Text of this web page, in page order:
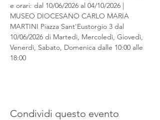
e orari: dal 10/06/2026 al 04/10/2026 |
MUSEO DIOCESANO CARLO MARIA
MARTINI Piazza Sant'Eustorgio 3 dal
10/06/2026 di Martedì, Mercoledì, Giovedì,
Venerdì, Sabato, Domenica dalle 10:00 alle
18:00
Condividi questo evento